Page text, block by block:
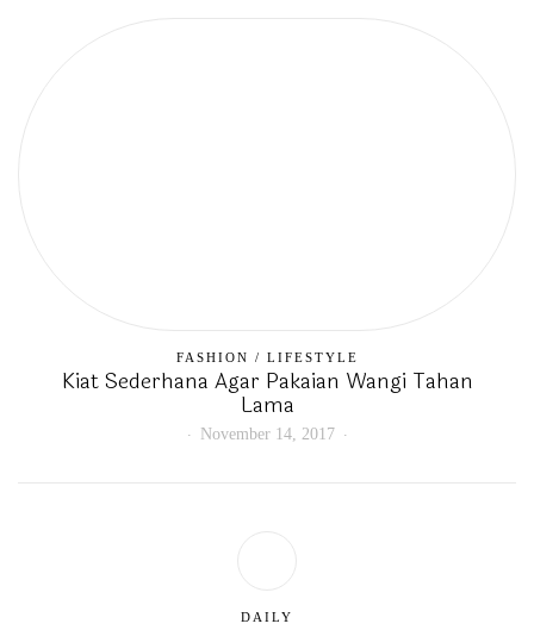
FASHION / LIFESTYLE
Kiat Sederhana Agar Pakaian Wangi Tahan
Lama
November 14, 2017
DAILY